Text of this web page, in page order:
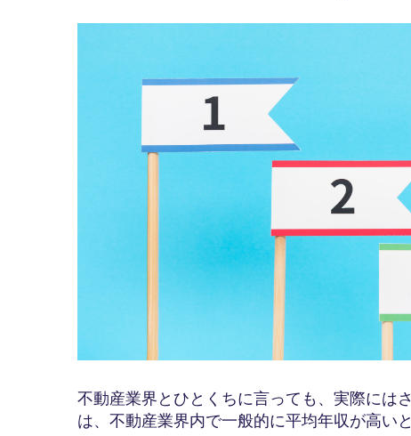
不動産業界とひとくちに言っても、実際には
は、不動産業界内で一般的に平均年収が高い